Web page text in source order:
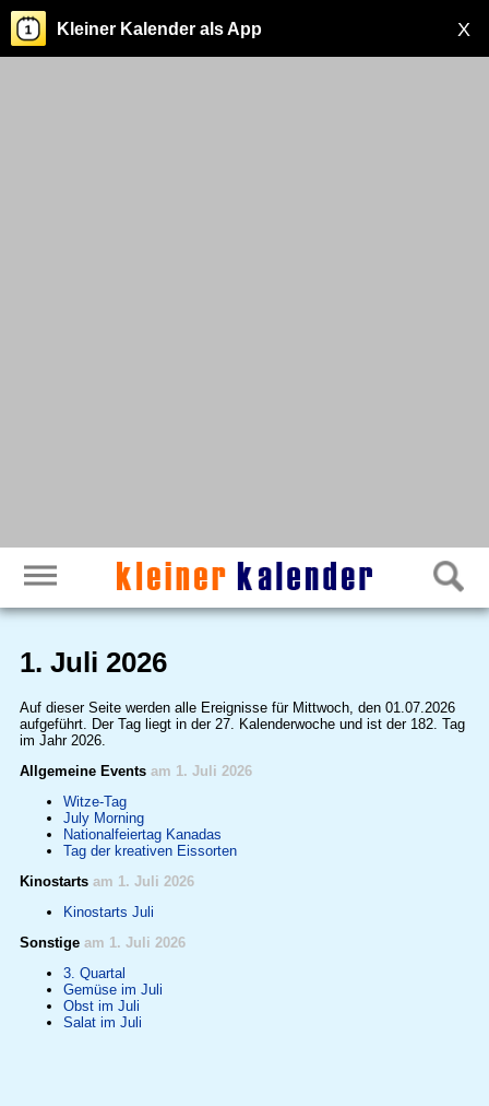
X
Kleiner Kalender als App
1. Juli 2026
Auf dieser Seite werden alle Ereignisse für Mittwoch, den 01.07.2026
aufgeführt. Der Tag liegt in der 27. Kalenderwoche und ist der 182. Tag
im Jahr 2026.
Allgemeine Events am 1. Juli 2026
Witze-Tag
July Morning
Nationalfeiertag Kanadas
Tag der kreativen Eissorten
Kinostarts am 1. Juli 2026
Kinostarts Juli
Sonstige am 1. Juli 2026
3. Quartal
Gemüse im Juli
Obst im Juli
Salat im Juli